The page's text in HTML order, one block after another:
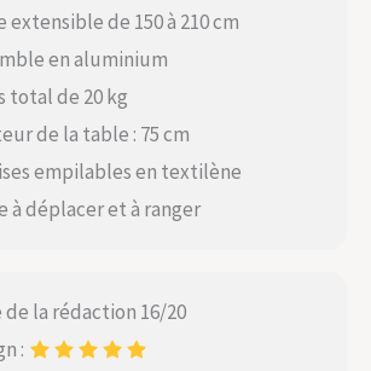
extensible de 150 à 210 cm
en aluminium
total de 20 kg
de la table : 75 cm
empilables en textilène
à déplacer et à ranger
la rédaction 16/20
: